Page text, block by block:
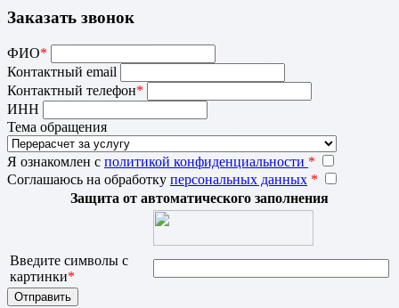
Заказать звонок
ФИО*
Контактный email
Контактный телефон*
ИНН
Тема обращения
Я ознакомлен с политикой конфиденциальности *
Соглашаюсь на обработку персональных данных *
Защита от автоматического заполнения
Введите символы с
картинки*